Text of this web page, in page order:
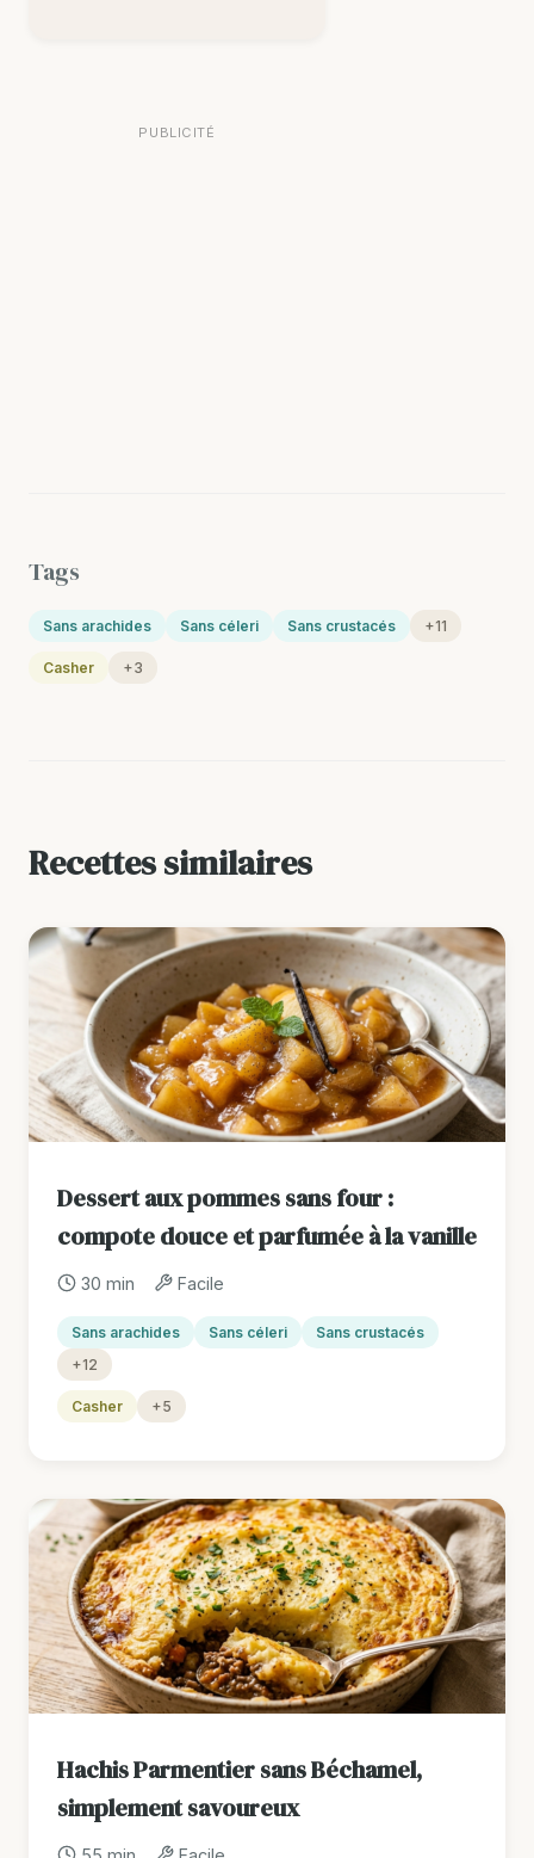
PUBLICITÉ
Tags
Sans arachides Sans céleri Sans crustacés +11
Casher +3
Recettes similaires
Dessert aux pommes sans four :
compote douce et parfumée à la vanille
30 min Facile
Sans arachides Sans céleri
Sans crustacés
+12
Casher +5
Hachis Parmentier sans Béchamel,
simplement savoureux